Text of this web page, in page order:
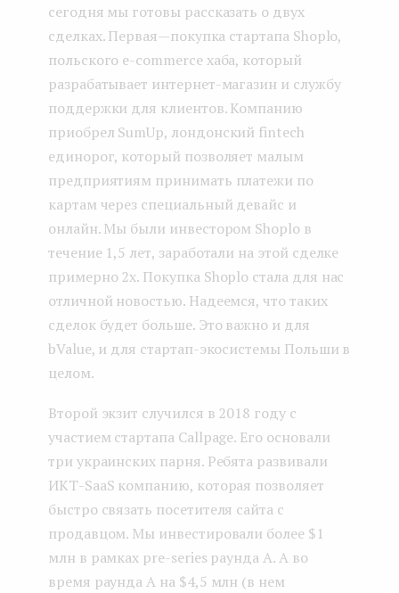
сегодня мы готовы рассказать о двух
сделках. Первая — покупка стартапа Shoplo,
польского e-commerce хаба, который
разрабатывает интернет-магазин и службу
поддержки для клиентов. Компанию
приобрел SumUp, лондонский fintech
единорог, который позволяет малым
предприятиям принимать платежи по
картам через специальный девайс и
онлайн. Мы были инвестором Shoplo в
течение 1,5 лет, заработали на этой сделке
примерно 2х. Покупка Shoplo стала для нас
отличной новостью. Надеемся, что таких
сделок будет больше. Это важно и для
bValue, и для стартап-экосистемы Польши в
целом.
Второй экзит случился в 2018 году с
участием стартапа Callpage. Его основали
три украинских парня. Ребята развивали
ИКТ-SaaS компанию, которая позволяет
быстро связать посетителя сайта с
продавцом. Мы инвестировали более $1
млн в рамках pre-series раунда А. А во
время раунда А на $4,5 млн (в нем